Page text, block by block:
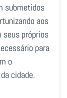
submetidos
aos
seus próprios
para
o
cidade.